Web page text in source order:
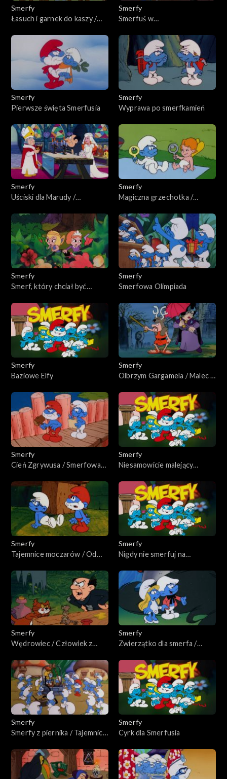
Smerfy
Łasuch i garnek do kaszy /
migowym
Smerfy
Smerfuś w
czarownica
Smerfy
Pierwsze święta Smerfusia
Smerfy
Wyprawa po smerfkamień
Smerfy
Uściski dla Marudy /
Smerfy
Magiczna grzechotka /
wielkie i smerfne
Smerfy
Smerf, który chciał być
jest niewidoczne
Smerfy
Smerfowa Olimpiada
Smerfy
Baziowe Elfy
Smerfy
Olbrzym Gargamela / Malec z
Smerfy
Cień Zgrywusa / Smerfowa
Smerfy
Niesamowicie malejący
Smerfy
Tajemnice moczarów / Od
Smerfy
Nigdy nie smerfuj na
Smerfy
Wędrowiec / Człowiek z
Smerfy
Zwierzątko dla smerfa /
Smerfy
Smerfy z piernika / Tajemnica
Smerfy
Cyrk dla Smerfusia